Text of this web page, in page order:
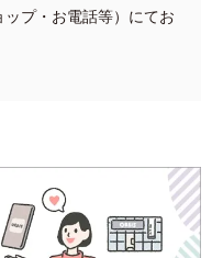
プ・お電話等）にてお